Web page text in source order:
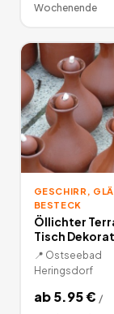
Wochenende
GESCHIRR,
BESTECK
Öllichter
Tisch
📍 Ostseebad
Heringsdorf
ab5.95€ /